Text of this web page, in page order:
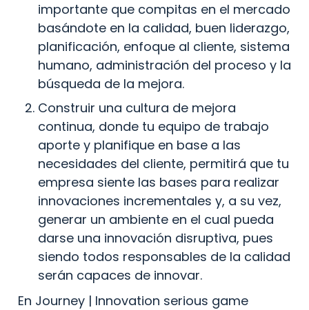
importante que compitas en el mercado
basándote en la calidad, buen liderazgo,
planificación, enfoque al cliente, sistema
humano, administración del proceso y la
búsqueda de la mejora.
Construir una cultura de mejora
continua, donde tu equipo de trabajo
aporte y planifique en base a las
necesidades del cliente, permitirá que tu
empresa siente las bases para realizar
innovaciones incrementales y, a su vez,
generar un ambiente en el cual pueda
darse una innovación disruptiva, pues
siendo todos responsables de la calidad
serán capaces de innovar.
En Journey | Innovation serious game